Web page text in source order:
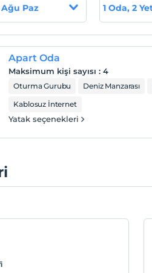
Paz 1 Oda, 2
Apart Oda
Maksimum kişi sayısı :4
Oturma Gurubu Deniz Manzarası
Kablosuz İnternet
Yatak seçenekleri